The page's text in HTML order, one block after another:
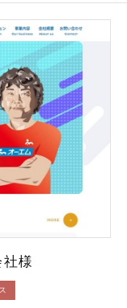
様